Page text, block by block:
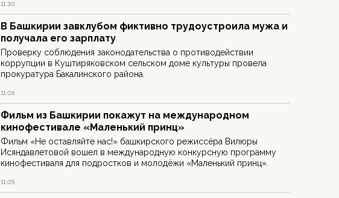
11:30
В Башкирии завклубом фиктивно трудоустроила мужа и
получала его зарплату
Проверку соблюдения законодательства о противодействии
коррупции в Куштиряковском сельском доме культуры провела
прокуратура Бакалинского района.
11:05
Фильм из Башкирии покажут на международном
кинофестивале «Маленький принц»
Фильм «Не оставляйте нас!» башкирского режиссёра Вилюры
Исяндавлетовой вошел в международную конкурсную программу
кинофестиваля для подростков и молодёжи «Маленький принц».
11:05